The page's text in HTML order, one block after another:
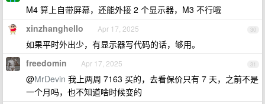
M4 算上自带屏幕，还能外接 2 个显示器，M3 不行哦
30
xinzhanghello Apr 17, 2025
如果平时外出少，有显示器写代码的话，够用。
31
freedomin Apr 17, 2025
@MrDevin 我上两周 7163 买的，去看保价只有 7 天，之前不是
一个月吗，也不知道啥时候变的